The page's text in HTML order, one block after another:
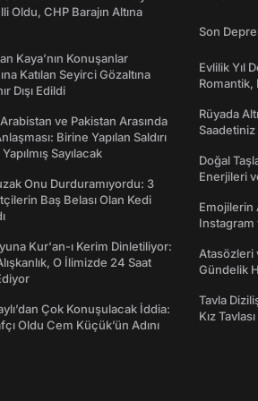
Oldu, CHP Barajın Altına
Kaya’nın Konuşanlar
Katılan Seyirci Gözaltına
Dışı Edildi
ve Pakistan Arasında
Birine Yapılan Saldırı
Sayılacak
Onu Durduramıyordu: 3
Baş Belası Olan Kedi
Kur'an-ı Kerim Dinletiliyor:
O İlimizde 24 Saat
Çok Konuşulacak İddia:
Oldu Cem Küçük’ün Adını
Son
Evlilik Yıl
Romantik,
Rüyada
Saadetiniz
Doğal
Enerjileri
Emojilerin
Instagram
Atasözleri
Gündelik
Tavla
Kız